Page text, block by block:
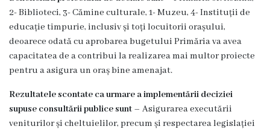
nr.2
,,Andrieș”
Grădinița
nr.5
,,Bucuria”
2- Biblioteci, 3- Cămine culturale, 1- Muzeu, 4- Instituții de
educație timpurie, inclusiv și toți locuitorii orașului,
deoarece odată cu aprobarea bugetului Primăria va avea
capacitatea de a contribui la realizarea mai multor proiecte
pentru a asigura un oraș bine amenajat.
Rezultatele scontate ca urmare a implementării deciziei
supuse consultării publice sunt – Asigurarea executării
veniturilor și cheltuielilor, precum și respectarea legislației